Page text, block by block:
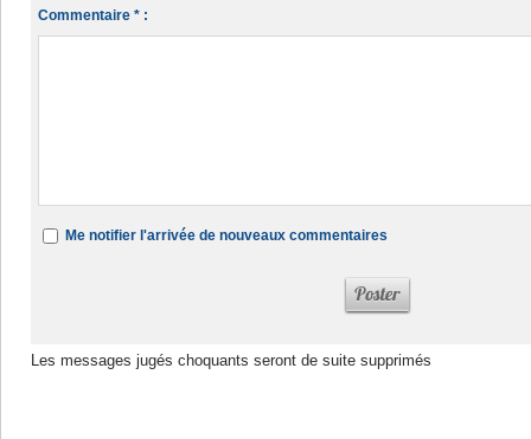
Commentaire * :
Me notifier l'arrivée de nouveaux commentaires
Les messages jugés choquants seront de suite supprimés